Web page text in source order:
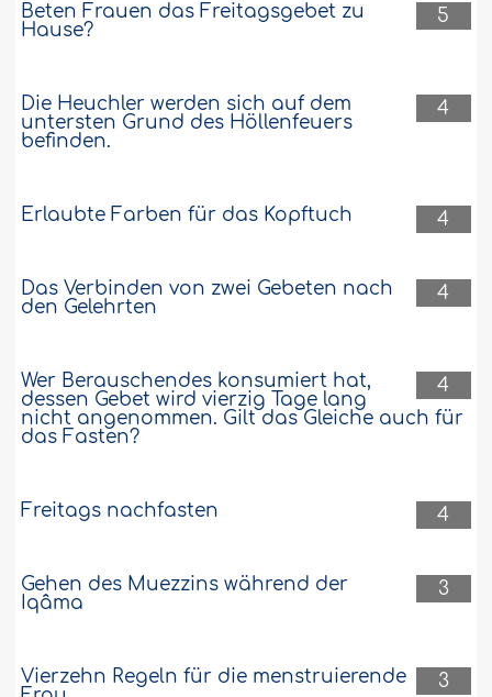
5
Beten Frauen das Freitagsgebet zu
Hause?
4
Die Heuchler werden sich auf dem
untersten Grund des Höllenfeuers
befinden.
4
Erlaubte Farben für das Kopftuch
4
Das Verbinden von zwei Gebeten nach
den Gelehrten
4
Wer Berauschendes konsumiert hat,
dessen Gebet wird vierzig Tage lang
nicht angenommen. Gilt das Gleiche auch für
das Fasten?
4
Freitags nachfasten
3
Gehen des Muezzins während der
Iqâma
3
Vierzehn Regeln für die menstruierende